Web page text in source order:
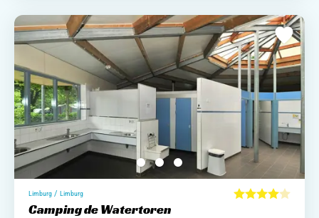
Limburg / Limburg
Camping de Watertoren